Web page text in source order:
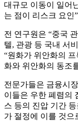
대규모 이동이 일어
는 점이 리스크 요인
전 연구원은 “중국
텔, 관광 등 국내 서
“원화가 위안화의
화와 위안화의 동조
전문가들은 금융시
이들은 우한 폐렴의
스 등의 진압 기간
가 절정에 이를 것으